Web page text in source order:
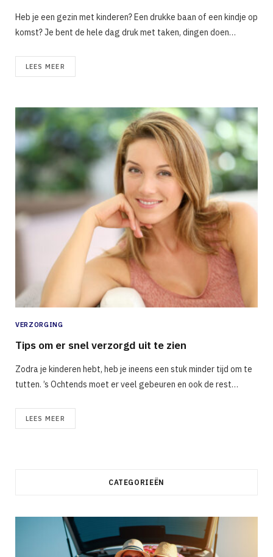
Heb je een gezin met kinderen? Een drukke baan of een kindje op
komst? Je bent de hele dag druk met taken, dingen doen…
LEES MEER
VERZORGING
Tips om er snel verzorgd uit te zien
Zodra je kinderen hebt, heb je ineens een stuk minder tijd om te
tutten. ’s Ochtends moet er veel gebeuren en ook de rest…
LEES MEER
CATEGORIEËN